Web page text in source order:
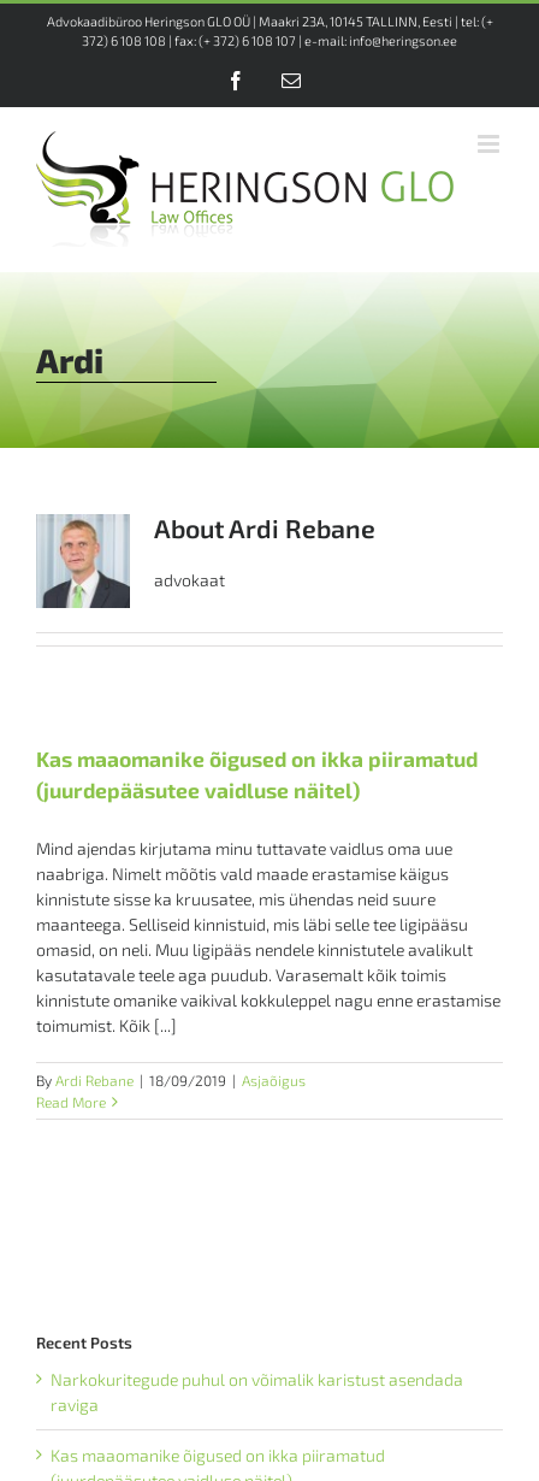
Advokaadibüroo Heringson GLO OÜ | Maakri 23A, 10145 TALLINN, Eesti | tel: (+
372) 6 108 108 | fax: (+ 372) 6 108 107 | e-mail: info@heringson.ee
FacebookEmail
Ardi
AboutArdi Rebane
advokaat
Kas maaomanike õigused on ikka piiramatud
(juurdepääsutee vaidluse näitel)
Mind ajendas kirjutama minu tuttavate vaidlus oma uue
naabriga. Nimelt mõõtis vald maade erastamise käigus
kinnistute sisse ka kruusatee, mis ühendas neid suure
maanteega. Selliseid kinnistuid, mis läbi selle tee ligipääsu
omasid, on neli. Muu ligipääs nendele kinnistutele avalikult
kasutatavale teele aga puudub. Varasemalt kõik toimis
kinnistute omanike vaikival kokkuleppel nagu enne erastamise
toimumist. Kõik [...]
By Ardi Rebane | 18/09/2019 | Asjaõigus
Read More
Recent Posts
Narkokuritegude puhul on võimalik karistust asendada
raviga
Kas maaomanike õigused on ikka piiramatud